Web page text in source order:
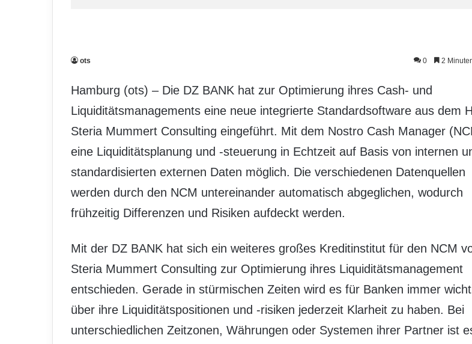
ots 0 2
Hamburg (ots) – Die DZ BANK hat zur Optimierung ihres Cash- und
Liquiditätsmanagements eine neue integrierte Standardsoftware aus dem
Steria Mummert Consulting eingeführt. Mit dem Nostro Cash Manager
eine Liquiditätsplanung und -steuerung in Echtzeit auf Basis von internen
standardisierten externen Daten möglich. Die verschiedenen Datenquellen
werden durch den NCM untereinander automatisch abgeglichen, wodurch
frühzeitig Differenzen und Risiken aufdeckt werden.
Mit der DZ BANK hat sich ein weiteres großes Kreditinstitut für den NCM
Steria Mummert Consulting zur Optimierung ihres Liquiditätsmanagement
entschieden. Gerade in stürmischen Zeiten wird es für Banken immer
über ihre Liquiditätspositionen und -risiken jederzeit Klarheit zu haben. Bei
unterschiedlichen Zeitzonen, Währungen oder Systemen ihrer Partner ist